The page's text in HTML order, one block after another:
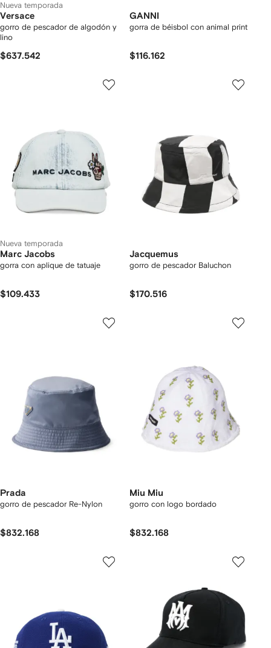
Nueva temporada
Versace
gorro de pescador de algodón y
lino
$637.542
GANNI
gorra de béisbol con animal print
$116.162
Nueva temporada
Marc Jacobs
gorra con aplique de tatuaje
$109.433
Jacquemus
gorro de pescador Baluchon
$170.516
Prada
gorro de pescador Re-Nylon
$832.168
Miu Miu
gorro con logo bordado
$832.168